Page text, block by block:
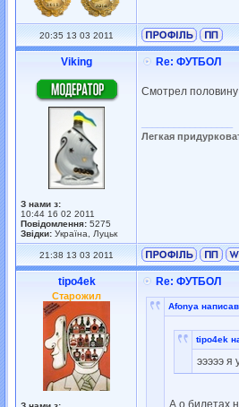
20:35 13 03 2011
Viking
З нами з:
10:44 16 02 2011
Повідомлення: 5275
Звідки: Україна, Луцьк
Re: ФУТБОЛ
Смотрел
Легкая
21:38 13 03 2011
tipo4ek
Старожил
Re: ФУТБОЛ
Afonya
tipo4ek
эээээ я
А о билетах